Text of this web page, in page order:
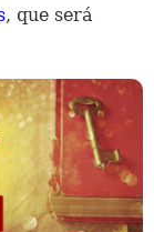
, que será